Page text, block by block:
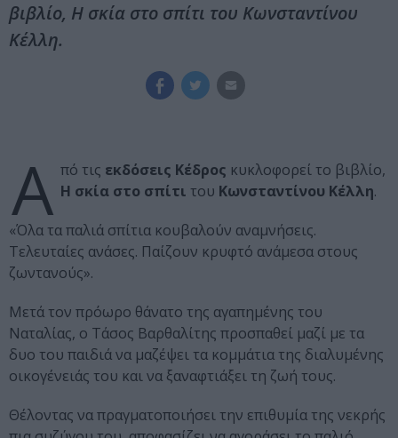
βιβλίο, Η σκία στο σπίτι του Κωνσταντίνου
Κέλλη.
Α πό τις εκδόσεις Κέδρος κυκλοφορεί το βιβλίο,
Η σκία στο σπίτι του Κωνσταντίνου Κέλλη.
«Όλα τα παλιά σπίτια κουβαλούν αναμνήσεις.
Τελευταίες ανάσες. Παίζουν κρυφτό ανάμεσα στους
ζωντανούς».
Μετά τον πρόωρο θάνατο της αγαπημένης του
Ναταλίας, ο Τάσος Βαρθαλίτης προσπαθεί μαζί με τα
δυο του παιδιά να μαζέψει τα κομμάτια της διαλυμένης
οικογένειάς του και να ξαναφτιάξει τη ζωή τους.
Θέλοντας να πραγματοποιήσει την επιθυμία της νεκρής